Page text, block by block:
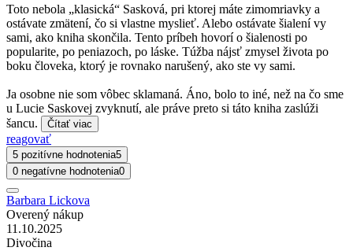
Toto nebola „klasická“ Sasková, pri ktorej máte zimomriavky a
ostávate zmätení, čo si vlastne myslieť. Alebo ostávate šialení vy
sami, ako kniha skončila. Tento príbeh hovorí o šialenosti po
popularite, po peniazoch, po láske. Túžba nájsť zmysel života po
boku človeka, ktorý je rovnako narušený, ako ste vy sami.
Ja osobne nie som vôbec sklamaná. Áno, bolo to iné, než na čo sme
u Lucie Saskovej zvyknutí, ale práve preto si táto kniha zaslúži
šancu.
Čítať viac
reagovať
5 pozitívne hodnotenia5
0 negatívne hodnotenia0
Barbara Lickova
Overený nákup
11.10.2025
Divočina